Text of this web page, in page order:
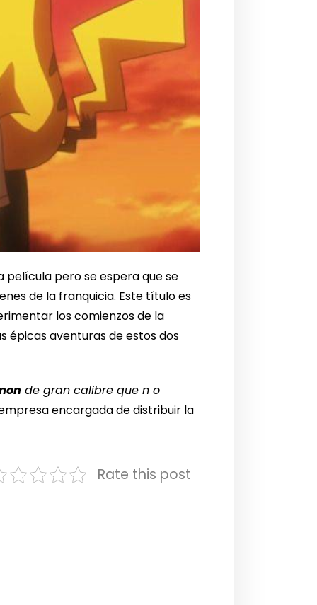
película pero se espera que se
de la franquicia. Este título es
los comienzos de la
épicas aventuras de estos dos
de gran calibre que n o
encargada de distribuir la
Rate this post